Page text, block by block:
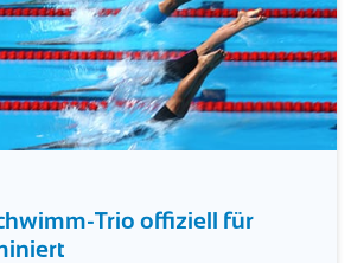
Trio offiziell für